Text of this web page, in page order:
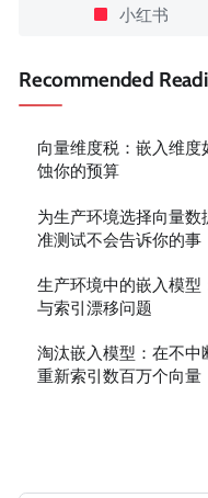
小红书
Recommended
向量维度税：嵌入维度
蚀你的预算
为生产环境选择向量数
准测试不会告诉你的事
生产环境中的嵌入模型
与索引漂移问题
淘汰嵌入模型：在不中
重新索引数百万个向量